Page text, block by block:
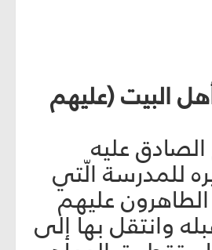
البيت (عليهم
عليه
للمدرسة الّتي
عليهم
وانتقل بها إلى